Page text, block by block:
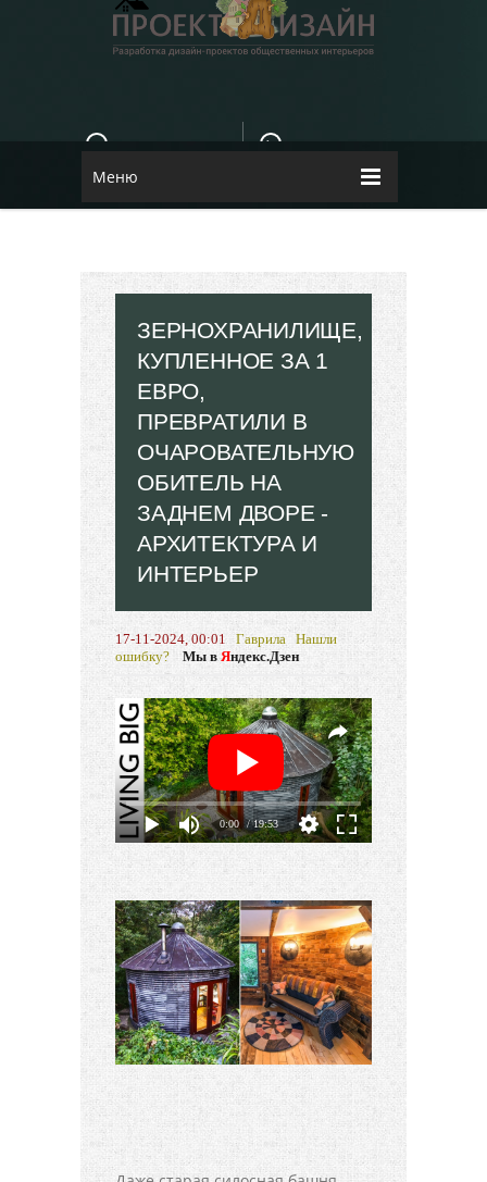
КОНТАКТЫ
E-MAIL
Меню
ЗЕРНОХРАНИЛИЩЕ,
КУПЛЕННОЕ ЗА 1
ЕВРО,
ПРЕВРАТИЛИ В
ОЧАРОВАТЕЛЬНУЮ
ОБИТЕЛЬ НА
ЗАДНЕМ ДВОРЕ -
АРХИТЕКТУРА И
ИНТЕРЬЕР
17-11-2024, 00:01 Гаврила Нашли
ошибку?
Мы вЯндекс.Дзен
0:00 / 19:53